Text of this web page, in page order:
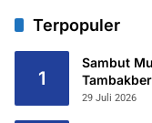
Terpopuler
1
Sambut
Utama
29 Juli 2026